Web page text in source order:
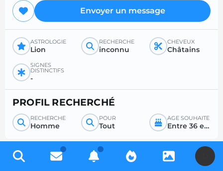
Envoyer un message
ASTROLOGIE
Lion
RECHERCHE
inconnu
CHEVEUX
Châtains
SIGNES
DISTINCTIFS
-
PROFIL RECHERCHÉ
RECHERCHE
Homme
POUR
Tout
ÂGE SOUHAITÉ
Entre 36 et 99
Inscrivez-vous gratuitement pour accéder à des